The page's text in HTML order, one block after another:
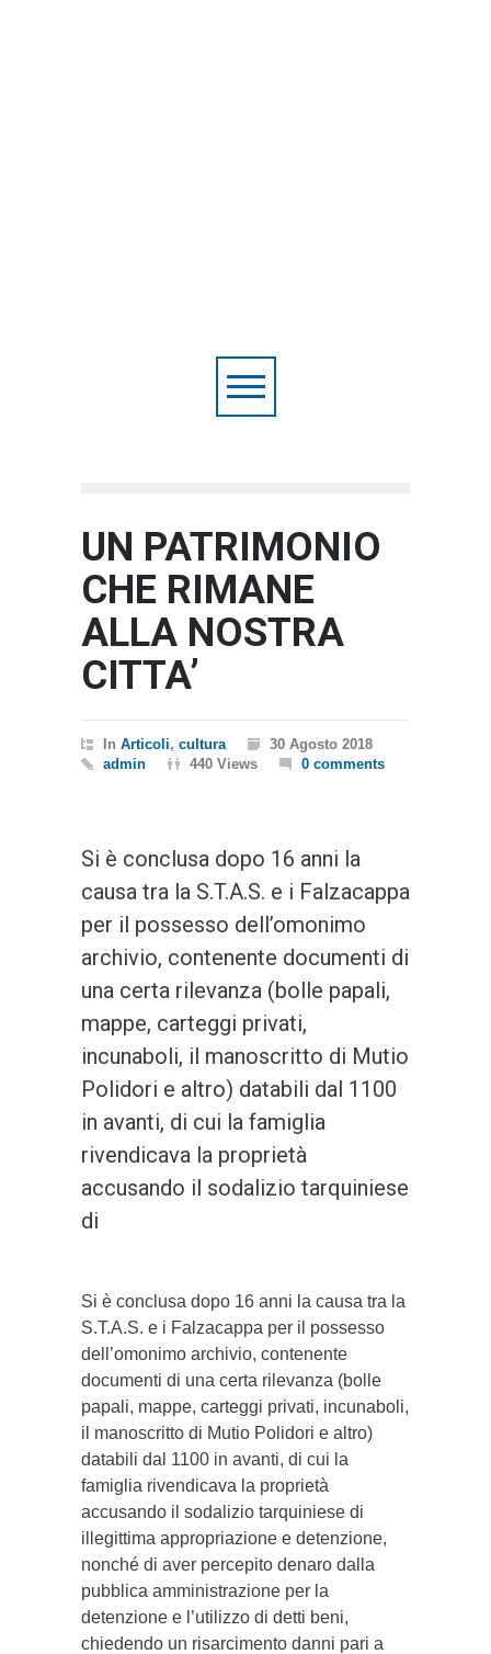
UN PATRIMONIO
CHE RIMANE
ALLA NOSTRA
CITTA’
In Articoli, cultura
30 Agosto 2018
admin
440 Views 0 comments
Si è conclusa dopo 16 anni la
causa tra la S.T.A.S. e i Falzacappa
per il possesso dell’omonimo
archivio, contenente documenti di
una certa rilevanza (bolle papali,
mappe, carteggi privati,
incunaboli, il manoscritto di Mutio
Polidori e altro) databili dal 1100
in avanti, di cui la famiglia
rivendicava la proprietà
accusando il sodalizio tarquiniese
di
Si è conclusa dopo 16 anni la causa tra la
S.T.A.S. e i Falzacappa per il possesso
dell’omonimo archivio, contenente
documenti di una certa rilevanza (bolle
papali, mappe, carteggi privati, incunaboli,
il manoscritto di Mutio Polidori e altro)
databili dal 1100 in avanti, di cui la
famiglia rivendicava la proprietà
accusando il sodalizio tarquiniese di
illegittima appropriazione e detenzione,
nonché di aver percepito denaro dalla
pubblica amministrazione per la
detenzione e l’utilizzo di detti beni,
chiedendo un risarcimento danni pari a